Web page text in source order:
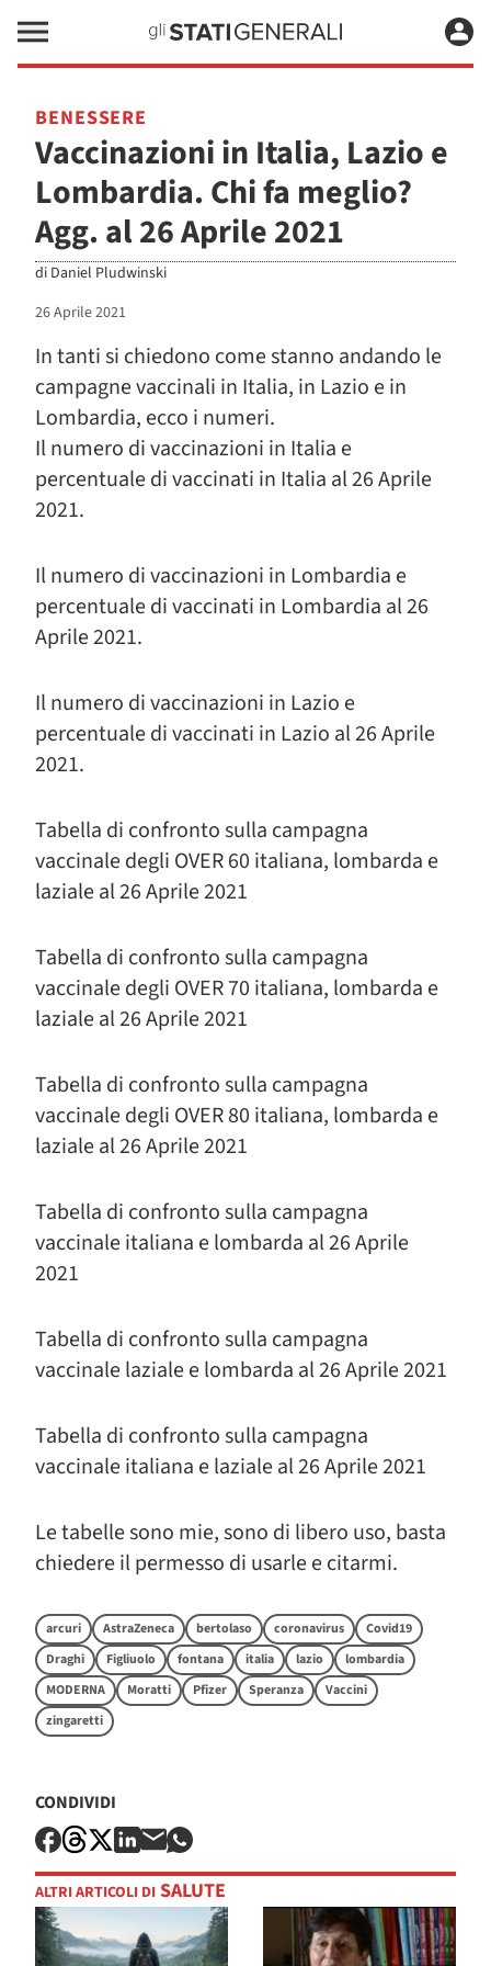
BENESSERE
Vaccinazioni in Italia, Lazio e
Lombardia. Chi fa meglio?
Agg. al 26 Aprile 2021
di Daniel Pludwinski
26 Aprile 2021
In tanti si chiedono come stanno andando le
campagne vaccinali in Italia, in Lazio e in
Lombardia, ecco i numeri.
Il numero di vaccinazioni in Italia e
percentuale di vaccinati in Italia al 26 Aprile
2021.
Il numero di vaccinazioni in Lombardia e
percentuale di vaccinati in Lombardia al 26
Aprile 2021.
Il numero di vaccinazioni in Lazio e
percentuale di vaccinati in Lazio al 26 Aprile
2021.
Tabella di confronto sulla campagna
vaccinale degli OVER 60 italiana, lombarda e
laziale al 26 Aprile 2021
Tabella di confronto sulla campagna
vaccinale degli OVER 70 italiana, lombarda e
laziale al 26 Aprile 2021
Tabella di confronto sulla campagna
vaccinale degli OVER 80 italiana, lombarda e
laziale al 26 Aprile 2021
Tabella di confronto sulla campagna
vaccinale italiana e lombarda al 26 Aprile
2021
Tabella di confronto sulla campagna
vaccinale laziale e lombarda al 26 Aprile 2021
Tabella di confronto sulla campagna
vaccinale italiana e laziale al 26 Aprile 2021
Le tabelle sono mie, sono di libero uso, basta
chiedere il permesso di usarle e citarmi.
arcuri AstraZeneca bertolaso coronavirus
Covid19
Draghi
Figliuolo fontana italia lazio
lombardia
MODERNA
Moratti Pfizer Speranza
Vaccini
zingaretti
CONDIVIDI
ALTRI ARTICOLI DI SALUTE